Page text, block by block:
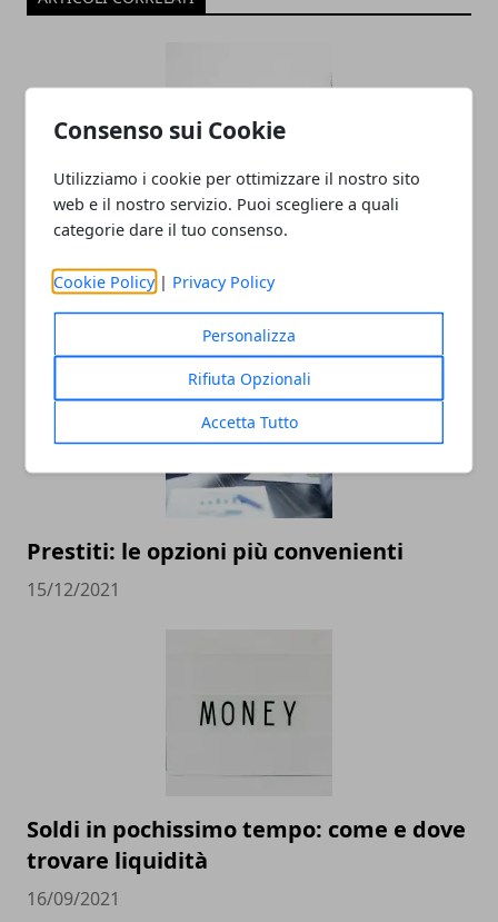
Consenso sui Cookie
Utilizziamo i cookie per ottimizzare il nostro sito
web e il nostro servizio. Puoi scegliere a quali
categorie dare il tuo consenso.
Cookie Policy | Privacy Policy
Personalizza
Rifiuta Opzionali
Accetta Tutto
Prestiti: i tassi crescono ma gli italiani
non vi rinunciano
28/12/2023
Prestiti: le opzioni più convenienti
15/12/2021
Soldi in pochissimo tempo: come e dove
trovare liquidità
16/09/2021